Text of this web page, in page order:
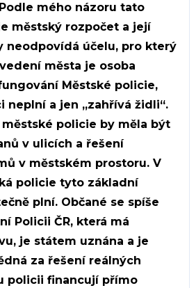
mého názoru tato
městský rozpočet a její
neodpovídá účelu, pro který
města je osoba
Městské policie,
neplní a jen „zahřívá židli“.
policie by měla být
v ulicích a řešení
v městském prostoru. V
policie tyto základní
plní. Občané se spíše
Policii ČR, která má
je státem uznána a je
za řešení reálných
policii financují přímo